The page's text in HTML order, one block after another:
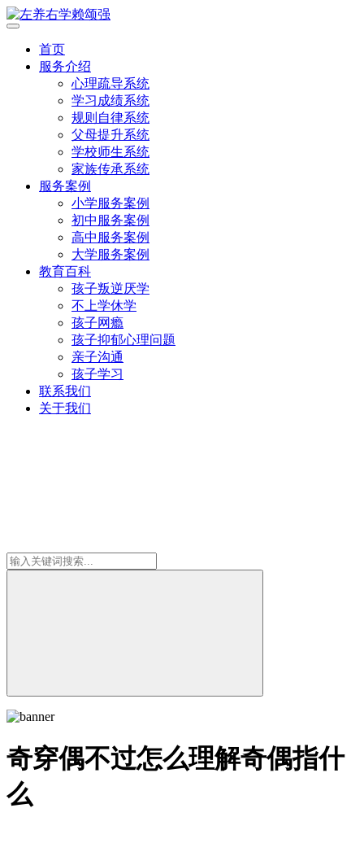
首页
服务介绍
心理疏导系统
学习成绩系统
规则自律系统
父母提升系统
学校师生系统
家族传承系统
服务案例
小学服务案例
初中服务案例
高中服务案例
大学服务案例
教育百科
孩子叛逆厌学
不上学休学
孩子网瘾
孩子抑郁心理问题
亲子沟通
孩子学习
联系我们
关于我们
奇穿偶不过怎么理解奇偶指什
么